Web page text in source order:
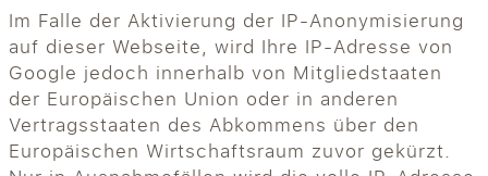
Im Falle der Aktivierung der IP-Anonymisierung
auf dieser Webseite, wird Ihre IP-Adresse von
Google jedoch innerhalb von Mitgliedstaaten
der Europäischen Union oder in anderen
Vertragsstaaten des Abkommens über den
Europäischen Wirtschaftsraum zuvor gekürzt.